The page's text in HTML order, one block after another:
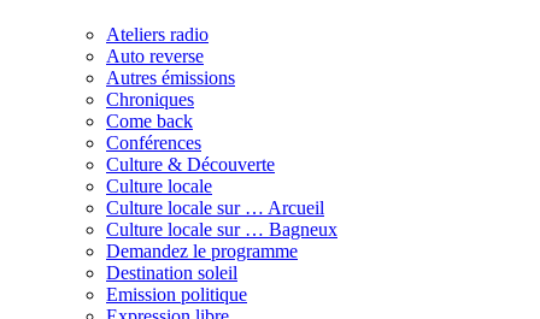
Ateliers radio
Auto reverse
Autres émissions
Chroniques
Come back
Conférences
Culture & Découverte
Culture locale
Culture locale sur … Arcueil
Culture locale sur … Bagneux
Demandez le programme
Destination soleil
Emission politique